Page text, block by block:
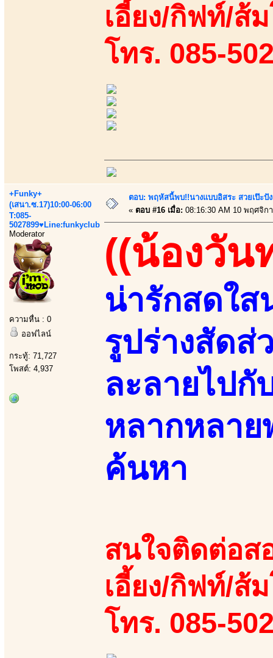
เอี้ยง/กิฟท์/ส้
โทร. 085-
+Funky+
(เสนา.ซ.17)10:00-06:00
T:085-
5027899♥Line:funkyclub
Moderator
ความหื่น : 0
ออฟไลน์
กระทู้: 71,727
โพสต์: 4,937
ตอบ: พฤหัสนี้พบ!!นางแบบอิสระ สวยเป๊ะปั
« ตอบ #16 เมื่อ: 08:16:30 AM 10 พฤศจิก
((น้องวัน
น่ารักสดใส
รูปร่างสัดส่
ละลายไปกั
หลากหลาย
ค้นหา
สนใจติดต่อส
เอี้ยง/กิฟท์/ส้
โทร. 085-